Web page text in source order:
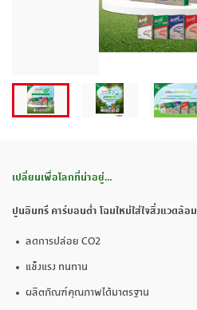
เปลี่ยนเพื่อโลกที่น่าอยู่…
ปูนอินทรี คาร์บอนต่ำ โฉมใหม่ใส่ใจสิ่งแวดล้อม
ลดการปล่อย CO2
แข็งแรง ทนทาน
ผลิตภัณฑ์คุณภาพได้มาตรฐาน